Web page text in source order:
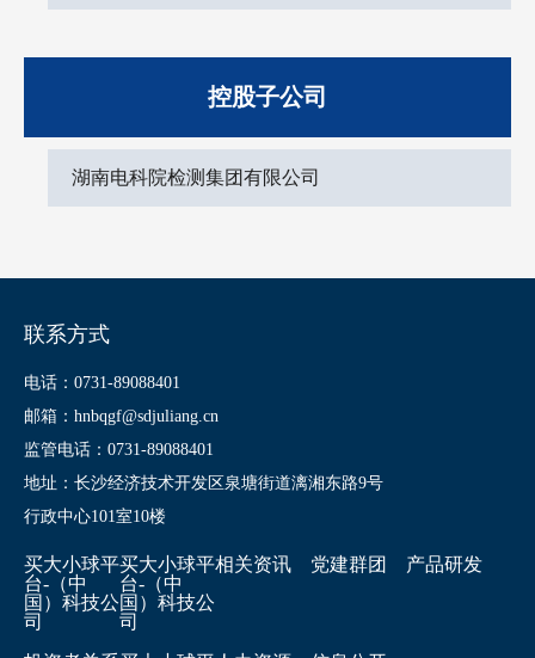
控股子公司
湖南电科院检测集团有限公司
联系方式
电话：0731-89088401
邮箱：hnbqgf@sdjuliang.cn
监管电话：0731-89088401
地址：长沙经济技术开发区泉塘街道漓湘东路9号
行政中心101室10楼
买大小球平
台-（中
国）科技公
司
买大小球平
台-（中
国）科技公
司
相关资讯 党建群团 产品研发